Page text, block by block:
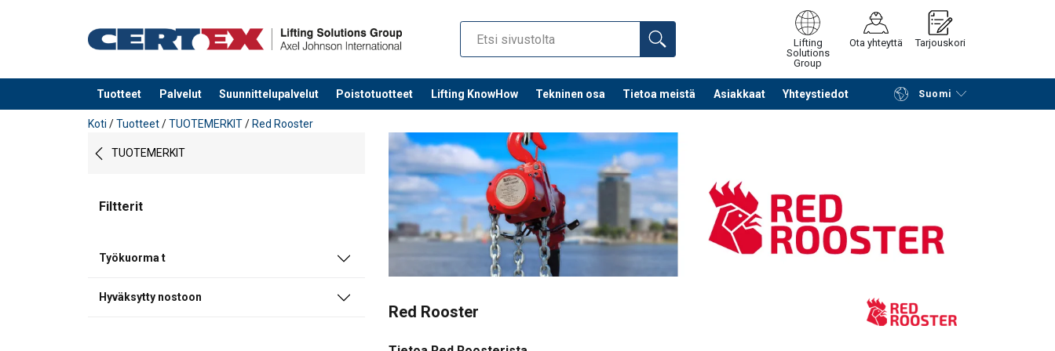
Lifting
Solutions
Group
Ota yhteyttä Tarjouskori
Tuotteet Palvelut Suunnittelupalvelut Poistotuotteet Lifting KnowHow Tekninen osa Tietoa meistä Asiakkaat Yhteystiedot Suomi
Tuote lisätty tarjouspyyntöön Jatka selailua Tuotekoriin
Koti /Tuotteet/TUOTEMERKIT/ Red Rooster
TUOTEMERKIT
Filtterit
Työkuorma t
Hyväksytty nostoon
Red Rooster